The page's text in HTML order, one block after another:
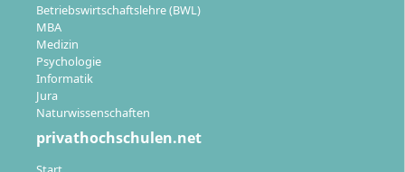
Betriebswirtschaftslehre (BWL)
MBA
Medizin
Psychologie
Informatik
Jura
Naturwissenschaften
privathochschulen.net